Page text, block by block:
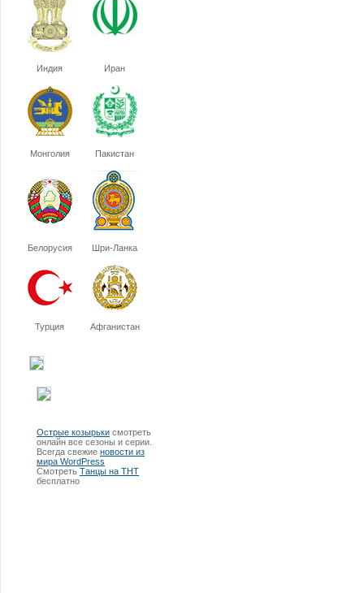
Индия Иран
Монголия Пакистан
Белорусия Шри-Ланка
Турция Афганистан
Острые козырьки смотреть
онлайн все сезоны и серии.
Всегда свежие новости из
мира WordPress
Смотреть Танцы на ТНТ
бесплатно